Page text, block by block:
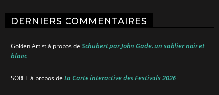
DERNIERS COMMENTAIRES
Golden Artistà propos de Schubert par John Gade, un sablier noir et
blanc
SORETà propos de La Carte interactive des Festivals 2026